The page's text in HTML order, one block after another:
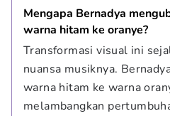
Mengapa Bernadya
warna hitam ke oranye?
Transformasi visual ini
nuansa musiknya.
warna hitam ke warna
melambangkan